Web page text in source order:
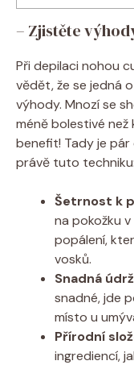
– Zjistěte
Při depilaci nohou
vědět, že se jedná
výhody. Mnozí se
méně bolestivé než
benefit! Tady je
právě tuto techniku:
Šetrnost k
na pokožku
popálení,
vosků.
Snadná
snadné, jde
místo u
Přírodní
ingrediencí,